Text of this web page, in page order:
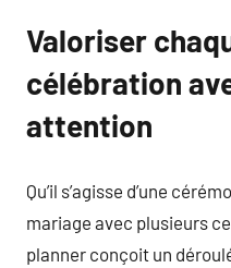
Valoriser
célébration
attention
Qu’il s’agisse d’une
mariage avec plusieurs
planner conçoit un